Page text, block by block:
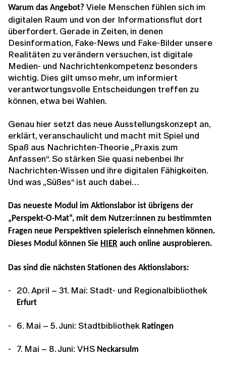
Warum das Angebot? Viele Menschen fühlen sich im
digitalen Raum und von der Informationsflut dort
überfordert. Gerade in Zeiten, in denen
Desinformation, Fake-News und Fake-Bilder unsere
Realitäten zu verändern versuchen, ist digitale
Medien- und Nachrichtenkompetenz besonders
wichtig. Dies gilt umso mehr, um informiert
verantwortungsvolle Entscheidungen treffen zu
können, etwa bei Wahlen.
Genau hier setzt das neue Ausstellungskonzept an,
erklärt, veranschaulicht und macht mit Spiel und
Spaß aus Nachrichten-Theorie „Praxis zum
Anfassen“. So stärken Sie quasi nebenbei Ihr
Nachrichten-Wissen und ihre digitalen Fähigkeiten.
Und was „Süßes“ ist auch dabei…
Das neueste Modul im Aktionslabor ist übrigens der
„Perspekt-O-Mat“, mit dem Nutzer:innen zu bestimmten
Fragen neue Perspektiven spielerisch einnehmen können.
Dieses Modul können Sie HIER auch online ausprobieren.
Das sind die nächsten Stationen des Aktionslabors:
20. April – 31. Mai: Stadt- und Regionalbibliothek
Erfurt
6. Mai – 5. Juni: Stadtbibliothek Ratingen
7. Mai – 8. Juni: VHS Neckarsulm